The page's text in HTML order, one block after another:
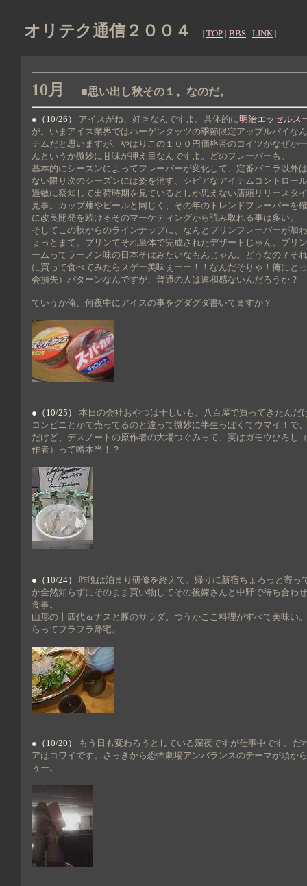
オリテク通信２００４ | TOP | BBS | LINK |
10月 ■思い出し秋その１。なのだ。
●（10/26） アイスがね、好きなんですよ。具体的に明治エッセルス
が。いまアイス業界ではハーゲンダッツの季節限定アップルパイな
テムだと思いますが、やはりこの１００円価格帯のコイツがなぜか
んというか微妙に甘味が押え目なんですよ。どのフレーバーも。
基本的にシーズンによってフレーバーが変化して、定番バニラ以外
ない限り次のシーズンには姿を消す、シビアなアイテムコントロー
過敏に察知して出荷時期を見ているとしか思えない店頭リリースタ
見事。カップ麺やビールと同じく、その年のトレンドフレーバーを
に改良開発を続けるそのマーケティングから読み取れる事は多い。
そしてこの秋からのラインナップに、なんとプリンフレーバーが加
ょっとまて。プリンてそれ単体で完成されたデザートじゃん。プリ
ームってラーメン味の日本そばみたいなもんじゃん。どうなの？そ
に買って食べてみたらスゲー美味ぇーー！！なんだそりゃ！俺にと
会損失）パターンなんですが、普通の人は違和感ないんだろうか？
ていうか俺、何夜中にアイスの事をグダグダ書いてますか？
●（10/25） 本日の会社おやつは干しいも。八百屋で買ってきたんだ
コンビニとかで売ってるのと違って微妙に半生っぽくてウマイ！で
だけど、デスノートの原作者の大場つぐみって、実はガモウひろし
作者）って噂本当！？
●（10/24） 昨晩は泊まり研修を終えて、帰りに新宿ちょろっと寄っ
か全然知らずにそのまま買い物してその後嫁さんと中野で待ち合わ
食事。
山形の十四代＆ナスと豚のサラダ。つうかここ料理がすべて美味い
らってフラフラ帰宅。
●（10/20）
もう日も変わろうとしている深夜ですが仕事中です。だ
アはコワイです。さっきから恐怖劇場アンバランスのテーマが頭か
ぅー。